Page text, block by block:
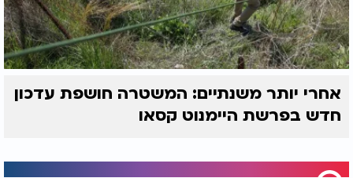
אחרי יותר משנתיים: המשטרה חושפת עדכון
חדש בפרשת היימנוט קסאו